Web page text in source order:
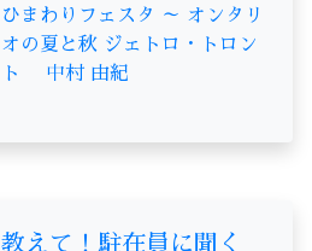
ひまわりフェスタ ～ オンタリ
オの夏と秋 ジェトロ・トロン
ト 中村 由紀
教えて！駐在員に聞く